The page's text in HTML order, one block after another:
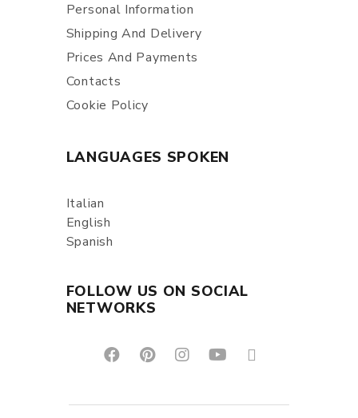
Personal Information
Shipping And Delivery
Prices And Payments
Contacts
Cookie Policy
LANGUAGES SPOKEN
Italian
English
Spanish
FOLLOW US ON SOCIAL
NETWORKS